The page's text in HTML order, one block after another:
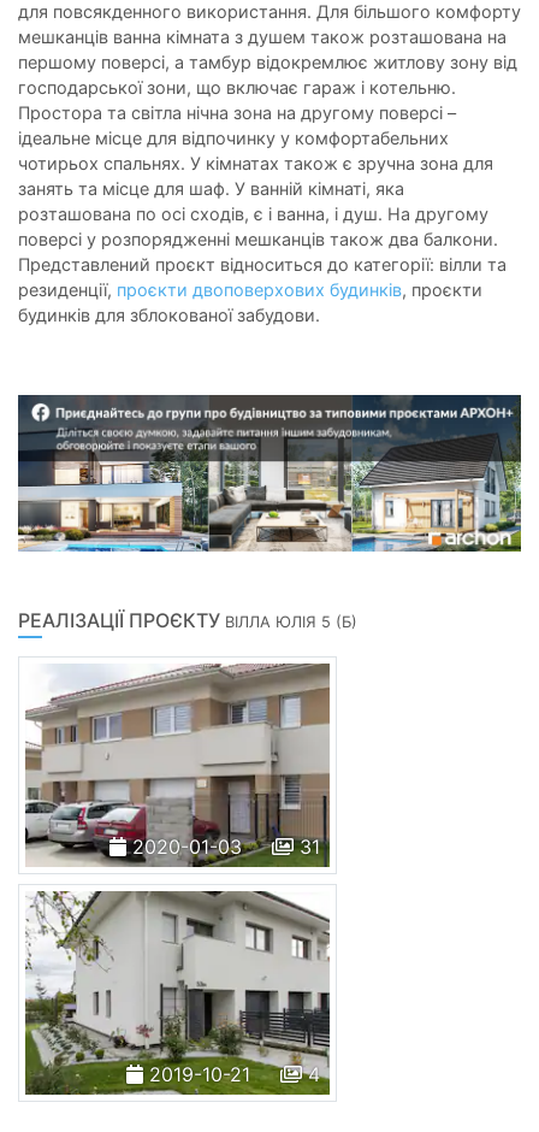
для повсякденного використання. Для більшого комфорту
мешканців ванна кімната з душем також розташована на
першому поверсі, а тамбур відокремлює житлову зону від
господарської зони, що включає гараж і котельню.
Простора та світла нічна зона на другому поверсі –
ідеальне місце для відпочинку у комфортабельних
чотирьох спальнях. У кімнатах також є зручна зона для
занять та місце для шаф. У ванній кімнаті, яка
розташована по осі сходів, є і ванна, і душ. На другому
поверсі у розпорядженні мешканців також два балкони.
Представлений проєкт відноситься до категорії: вілли та
резиденції, проєкти двоповерхових будинків, проєкти
будинків для зблокованої забудови.
РЕАЛІЗАЦІЇ ПРОЄКТУ ВІЛЛА ЮЛІЯ 5 (Б)
2020-01-03 31
2019-10-21 4